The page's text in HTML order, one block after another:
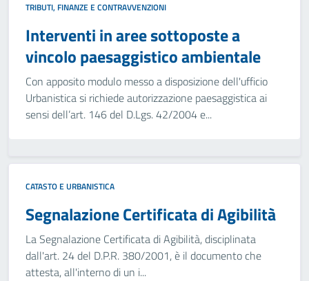
TRIBUTI, FINANZE E CONTRAVVENZIONI
Interventi in aree sottoposte a
vincolo paesaggistico ambientale
Con apposito modulo messo a disposizione dell'ufficio
Urbanistica si richiede autorizzazione paesaggistica ai
sensi dell’art. 146 del D.Lgs. 42/2004 e...
CATASTO E URBANISTICA
Segnalazione Certificata di Agibilità
La Segnalazione Certificata di Agibilità, disciplinata
dall'art. 24 del D.P.R. 380/2001, è il documento che
attesta, all'interno di un i...